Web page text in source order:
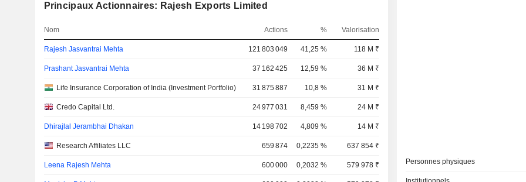
Principaux Actionnaires: Rajesh Exports Limited
Nom Actions % Valorisation
Rajesh Jasvantrai Mehta 121 803 049 41,25 % 118 M ₹
Prashant Jasvantrai Mehta 37 162 425 12,59 % 36 M ₹
Life Insurance Corporation of India (Investment Portfolio) 31 875 887 10,8 % 31 M ₹
Credo Capital Ltd. 24 977 031 8,459 % 24 M ₹
Dhirajlal Jerambhai Dhakan 14 198 702 4,809 % 14 M ₹
Research Affiliates LLC 659 874 0,2235 % 637 854 ₹
Leena Rajesh Mehta 600 000 0,2032 % 579 978 ₹ Personnes physiques